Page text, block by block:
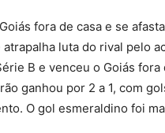
fora de casa e se
luta do rival pelo
B e venceu o Goiás fora
ganhou por 2 a 1, com
O gol esmeraldino foi